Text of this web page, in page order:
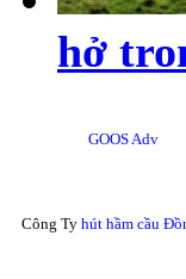
hở
GOOS Adv
Công Ty hút hầm cầu